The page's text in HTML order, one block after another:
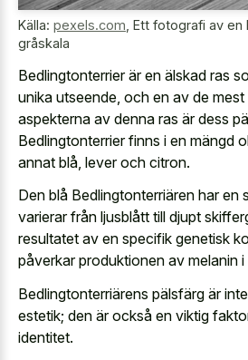
Källa: pexels.com Ett fotografi av en
gråskala
Bedlingtonterrier är en älskad ras
unika utseende, och en av de
aspekterna av denna ras är dess
Bedlingtonterrier finns i en mängd
annat blå, lever och citron.
Den blå Bedlingtonterriären har en
varierar från ljusblått till djupt
resultatet av en specifik genetisk
påverkar produktionen av melanin i
Bedlingtonterriärens pälsfärg är
estetik; den är också en viktig
identitet.